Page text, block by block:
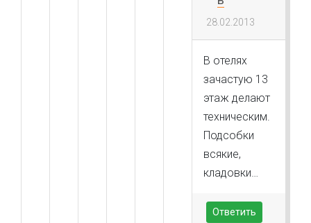
28.02.2013
В отелях
зачастую 13
этаж делают
техническим.
Подсобки
всякие,
кладовки…
Ответить